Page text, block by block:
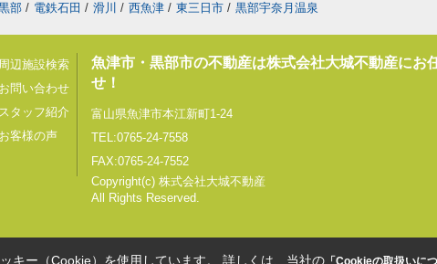
部 / 電鉄石田 / 滑川 / 西魚津 / 東三日市 / 黒部宇奈月温泉
周辺施設検索
お問い合わせ
スタッフ紹介
お客様の声
魚津市・黒部市の不動産は株式会社大城不動産にお
せ！
富山県魚津市本江新町1-24
TEL:0765-24-7558
FAX:0765-24-7552
Copyright(c) 株式会社大城不動産
All Rights Reserved.
キー（Cookie）を使用しています。 詳しくは、当社の「Cookieの取扱いにつ